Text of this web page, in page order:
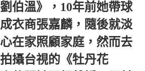
伯溫》，10年前她帶球
衣商張嘉麟，隨後就淡
在家照顧家庭，然而去
攝台視的《牡丹花